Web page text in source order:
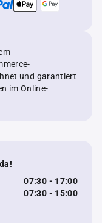
und garantiert
im Online-
07:30 - 17:00
07:30 - 15:00